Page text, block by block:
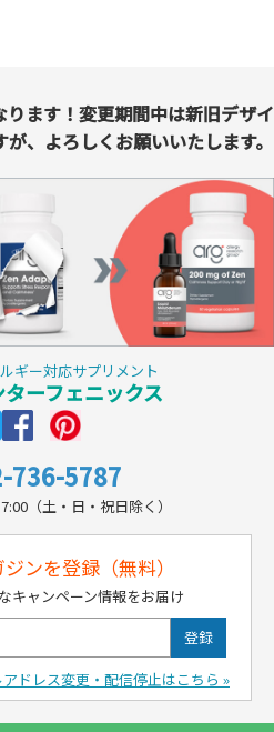
ます！変更期間中は新旧デザイ
、よろしくお願いいたします。
ギー対応サプリメント
ターフェニックス
736-5787
（土・日・祝日除く）
ンを登録（無料）
キャンペーン情報をお届け
アドレス変更・配信停止はこちら »